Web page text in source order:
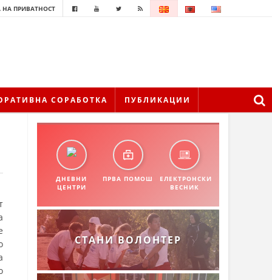
ПРИВАТНОСТ
СОРАБОТКА ПУБЛИКАЦИИ
ДНЕВНИ
ЦЕНТРИ
ПРВА ПОМОШ
ЕЛЕКТРОНСКИ
ВЕСНИК
СТАНИ ВОЛОНТЕР